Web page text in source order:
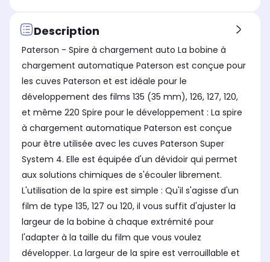
Description
Paterson - Spire à chargement auto La bobine à
chargement automatique Paterson est conçue pour
les cuves Paterson et est idéale pour le
développement des films 135 (35 mm), 126, 127, 120,
et même 220 Spire pour le développement : La spire
à chargement automatique Paterson est conçue
pour être utilisée avec les cuves Paterson Super
System 4. Elle est équipée d'un dévidoir qui permet
aux solutions chimiques de s'écouler librement.
L'utilisation de la spire est simple : Qu'il s'agisse d'un
film de type 135, 127 ou 120, il vous suffit d'ajuster la
largeur de la bobine à chaque extrémité pour
l'adapter à la taille du film que vous voulez
développer. La largeur de la spire est verrouillable et